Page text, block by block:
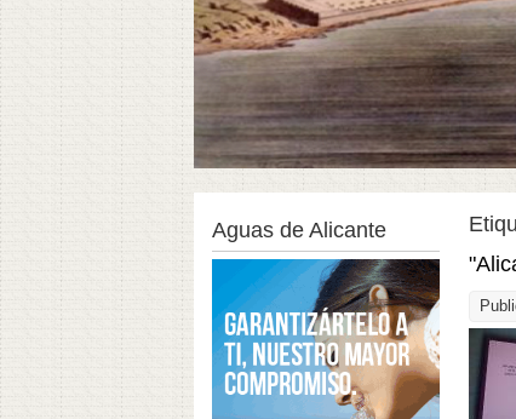
Aguas de Alicante